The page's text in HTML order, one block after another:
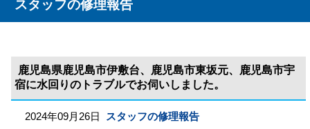
スタッフの修理報告
鹿児島県鹿児島市伊敷台、鹿児島市東坂元、鹿児島市宇
宿に水回りのトラブルでお伺いしました。
2024年09月26日 スタッフの修理報告